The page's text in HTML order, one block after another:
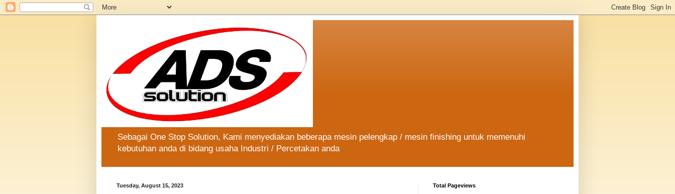
Sebagai One Stop Solution, Kami menyediakan beberapa mesin pelengkap / mesin finishing untuk memenuhi
kebutuhan anda di bidang usaha Industri / Percetakan anda
Tuesday, August 15, 2023 Total Pageviews